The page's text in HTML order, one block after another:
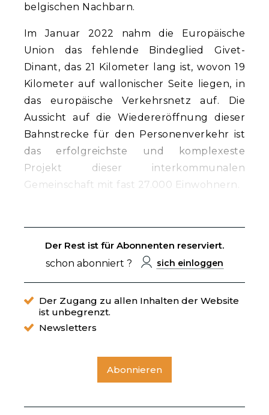
belgischen Nachbarn.
Im Januar 2022 nahm die Europäische
Union das fehlende Bindeglied Givet-
Dinant, das 21 Kilometer lang ist, wovon 19
Kilometer auf wallonischer Seite liegen, in
das europäische Verkehrsnetz auf. Die
Aussicht auf die Wiedereröffnung dieser
Bahnstrecke für den Personenverkehr ist
das erfolgreichste und komplexeste
Projekt dieser interkommunalen
Gemeinschaft mit fast 27.000 Einwohnern.
Der Rest ist für Abonnenten reserviert.
schon abonniert ?
sich einloggen
Der Zugang zu allen Inhalten der Website
ist unbegrenzt.
Newsletters
Abonnieren